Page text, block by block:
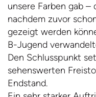
unsere Farben gab –
nachdem zuvor
gezeigt werden
B-Jugend
Den Schlusspunkt
sehenswerten
Endstand.